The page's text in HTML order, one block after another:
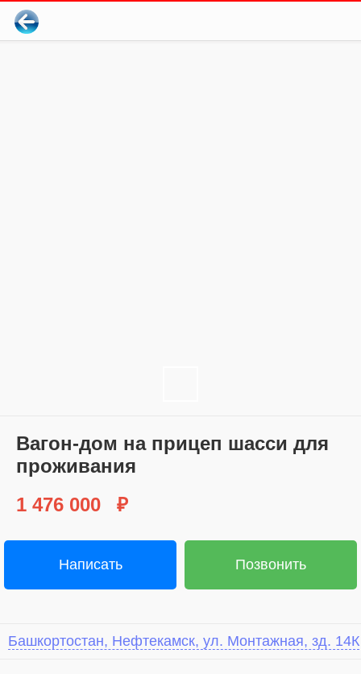
Вагон-дом на прицеп шасси для
проживания
1 476 000
₽
Написать Позвонить
Башкортостан, Нефтекамск, ул. Монтажная, зд. 14К